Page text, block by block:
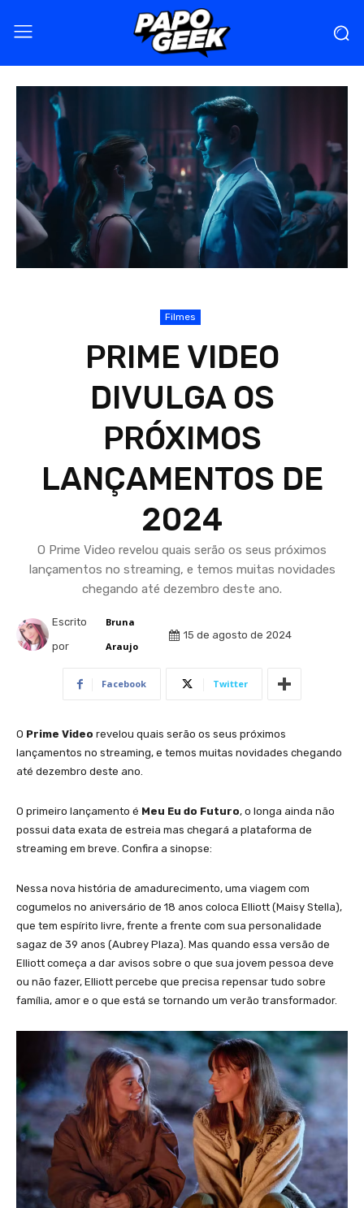
Filmes
PRIME VIDEO
DIVULGA OS
PRÓXIMOS
LANÇAMENTOS DE
2024
O Prime Video revelou quais serão os seus próximos
lançamentos no streaming, e temos muitas novidades
chegando até dezembro deste ano.
Escrito
por
Bruna
Araujo
15 de agosto de 2024
Facebook Twitter
O Prime Video revelou quais serão os seus próximos
lançamentos no streaming, e temos muitas novidades chegando
até dezembro deste ano.
O primeiro lançamento é Meu Eu do Futuro, o longa ainda não
possui data exata de estreia mas chegará a plataforma de
streaming em breve. Confira a sinopse:
Nessa nova história de amadurecimento, uma viagem com
cogumelos no aniversário de 18 anos coloca Elliott (Maisy Stella),
que tem espírito livre, frente a frente com sua personalidade
sagaz de 39 anos (Aubrey Plaza). Mas quando essa versão de
Elliott começa a dar avisos sobre o que sua jovem pessoa deve
ou não fazer, Elliott percebe que precisa repensar tudo sobre
família, amor e o que está se tornando um verão transformador.